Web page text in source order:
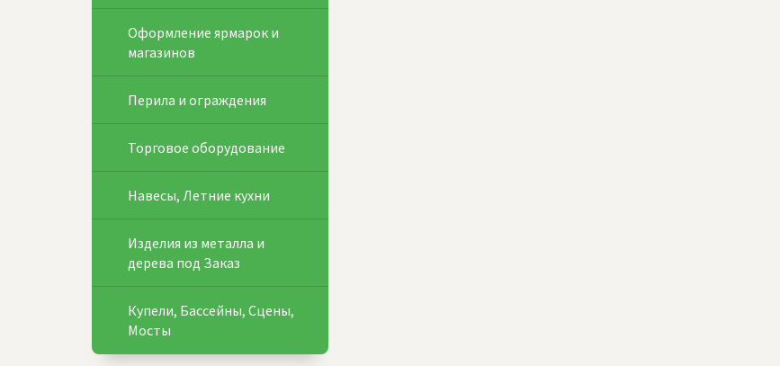
Оформление ярмарок и
магазинов
Перила и ограждения
Торговое оборудование
Навесы, Летние кухни
Изделия из металла и
дерева под Заказ
Купели, Бассейны, Сцены,
Мосты